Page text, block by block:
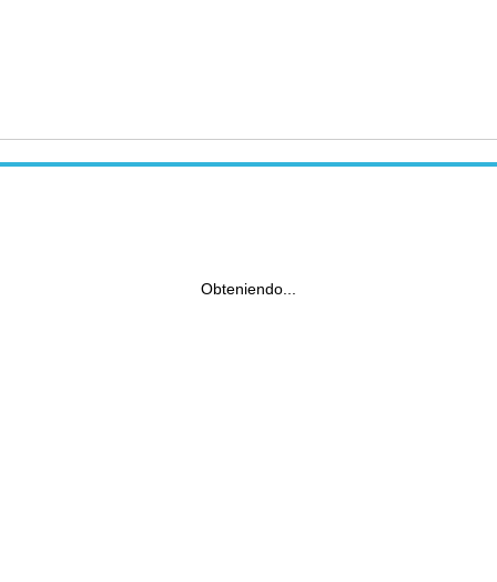
Obteniendo...